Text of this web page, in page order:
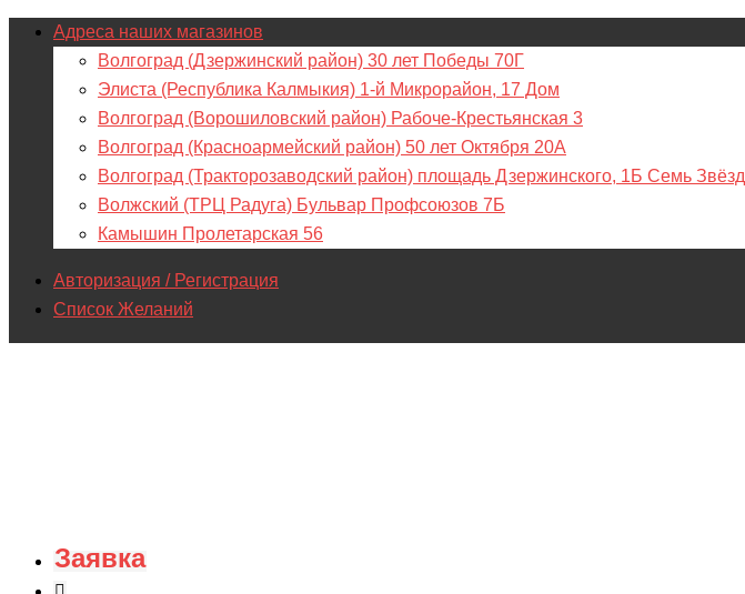
Адреса наших магазинов
Волгоград (Дзержинский район) 30 лет Победы 70Г
Элиста (Республика Калмыкия) 1-й Микрорайон, 17 Дом
Волгоград (Ворошиловский район) Рабоче-Крестьянская 3
Волгоград (Красноармейский район) 50 лет Октября 20А
Волгоград (Тракторозаводский район) площадь Дзержинского, 1Б Семь Звёзд
Волжский (ТРЦ Радуга) Бульвар Профсоюзов 7Б
Камышин Пролетарская 56
Авторизация / Регистрация
Список Желаний
Заявка